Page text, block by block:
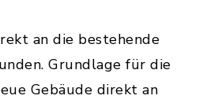
an die bestehende
Grundlage für die
Gebäude direkt an